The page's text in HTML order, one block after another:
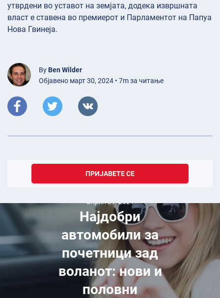
утврдени во уставот на земјата, додека извршната
власт е ставена во премиерот и Парламентот на Папуа
Нова Гвинеја.
By Ben Wilder
Објавено март 30, 2024 • 7m за читање
ПРИЈАВЕТЕ СЕ
април 29, 2021
Најдобри
автомобили за
почетници зад
воланот: нови и
половни